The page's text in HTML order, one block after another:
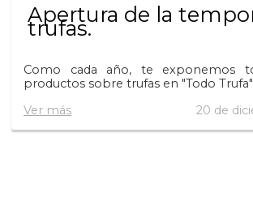
Apertura de la
trufas.
Como cada año, te exponemos
productos sobre trufas en "Todo Trufa".
20 de
Ver más